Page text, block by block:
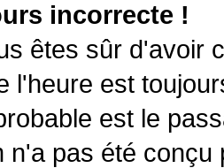
incorrecte !
êtes sûr d'avoir
l'heure est
est le
n'a pas été conçu